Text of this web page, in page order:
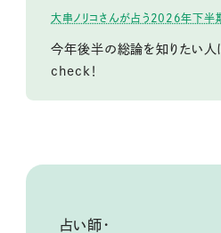
大串ノリコさんが占う2026年下半
今年後半の総論を知りたい人
check！
占い師・